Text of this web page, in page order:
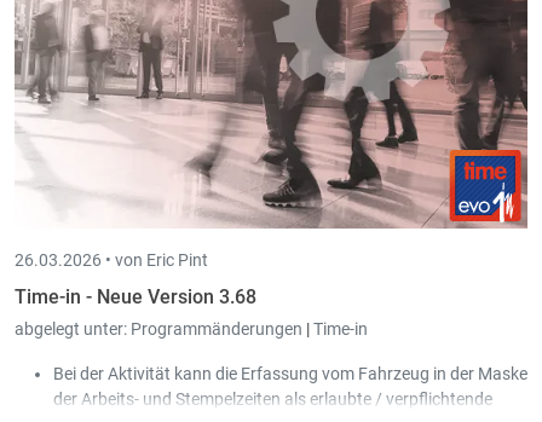
26.03.2026 • von Eric Pint
Time-in - Neue Version 3.68
abgelegt unter: Programmänderungen |Time-in
Bei der Aktivität kann die Erfassung vom Fahrzeug in der Maske
der Arbeits- und Stempelzeiten als erlaubte / verpflichtende